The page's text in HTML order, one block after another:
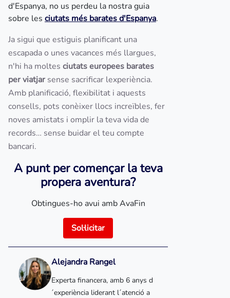
d'Espanya, no us perdeu la nostra guia
sobre les ciutats més barates d'Espanya.
Ja sigui que estiguis planificant una
escapada o unes vacances més llargues,
n'hi ha moltes ciutats europees barates
per viatjarsense sacrificar lexperiència.
Amb planificació, flexibilitat i aquests
consells, pots conèixer llocs increïbles, fer
noves amistats i omplir la teva vida de
records… sense buidar el teu compte
bancari.
A punt per començar la teva
propera aventura?
Obtingues-ho avui amb AvaFin
Sol·licitar
Alejandra Rangel
Experta financera, amb 6 anys d
´experiència liderant l´atenció a